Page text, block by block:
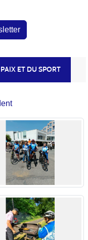
ET DU SPORT